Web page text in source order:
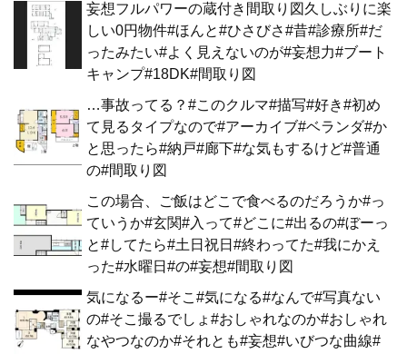
妄想フルパワーの蔵付き間取り図久しぶりに楽
しい0円物件#ほんと#ひさびさ#昔#診療所#だ
ったみたい#よく見えないのが#妄想力#ブート
キャンプ#18DK#間取り図
…事故ってる？#このクルマ#描写#好き#初め
て見るタイプなので#アーカイブ#ベランダ#か
と思ったら#納戸#廊下#な気もするけど#普通
の#間取り図
この場合、ご飯はどこで食べるのだろうか#っ
ていうか#玄関#入って#どこに#出るの#ぼーっ
と#してたら#土日祝日#終わってた#我にかえ
った#水曜日#の#妄想#間取り図
気になるー#そこ#気になる#なんで#写真ない
の#そこ撮るでしょ#おしゃれなのか#おしゃれ
なやつなのか#それとも#妄想#いびつな曲線#